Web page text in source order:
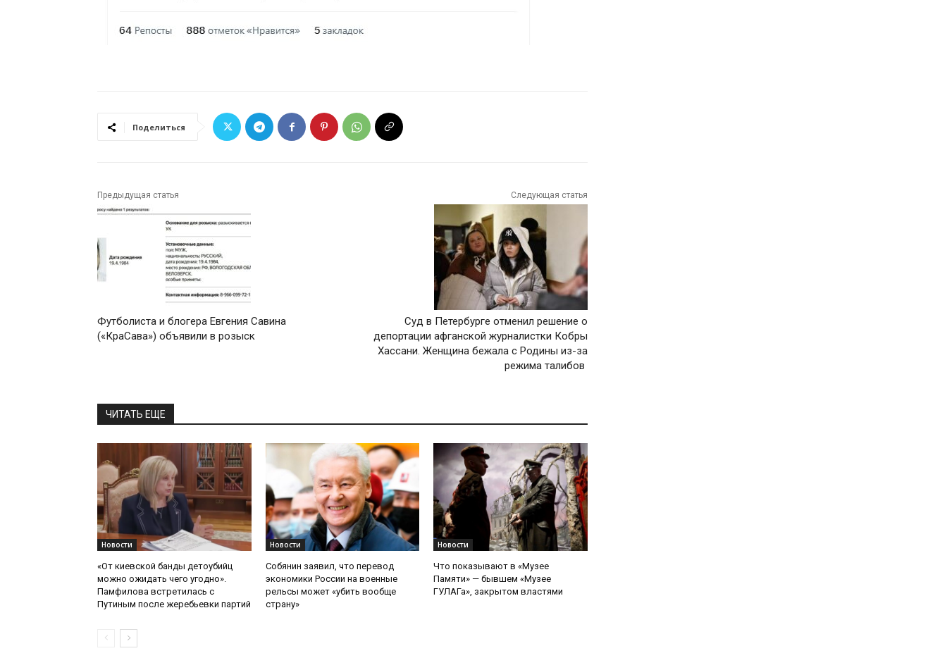
Поделиться
Предыдущая статья
Футболиста и блогера Евгения Савина
(«КраСава») объявили в розыск
Следующая статья
Суд в Петербурге отменил решение о
депортации афганской журналистки Кобры
Хассани. Женщина бежала с Родины из-за
режима талибов
ЧИТАТЬ ЕЩЕ
Новости
«От киевской банды детоубийц
можно ожидать чего угодно».
Памфилова встретилась с
Путиным после жеребьевки партий
Новости
Собянин заявил, что перевод
экономики России на военные
рельсы может «убить вообще
страну»
Новости
Что показывают в «Музее
Памяти» — бывшем «Музее
ГУЛАГа», закрытом властями